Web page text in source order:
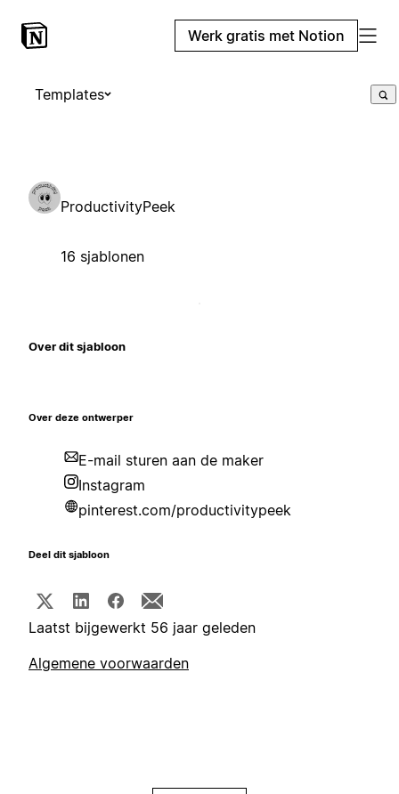
Werk gratis met Notion
Templates
ProductivityPeek
16 sjablonen
Over dit sjabloon
Over deze ontwerper
E-mail sturen aan de maker
Instagram
pinterest.com/productivitypeek
Deel dit sjabloon
Laatst bijgewerkt 56 jaar geleden
Algemene voorwaarden